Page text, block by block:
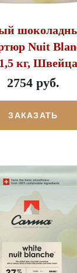
Nuit
кг,
2754 руб.
ЗАКАЗАТЬ